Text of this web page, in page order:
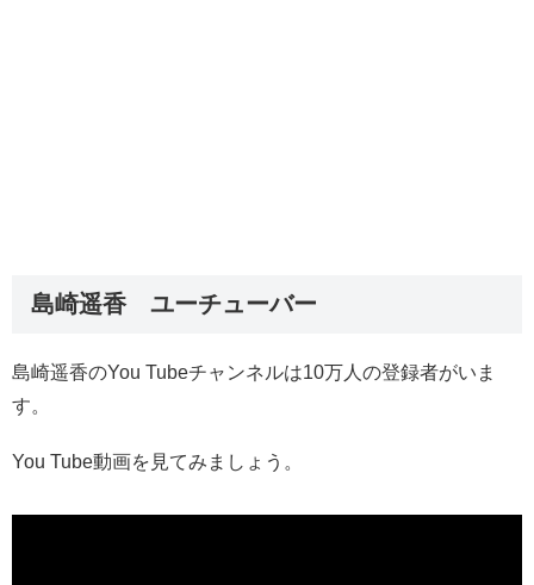
島崎遥香 ユーチューバー
島崎遥香のYou Tubeチャンネルは10万人の登録者がいま
す。
You Tube動画を見てみましょう。